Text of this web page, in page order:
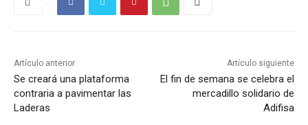
Artículo anterior
Se creará una plataforma
contraria a pavimentar las
Laderas
Artículo siguiente
El fin de semana se celebra el
mercadillo solidario de
Adifisa